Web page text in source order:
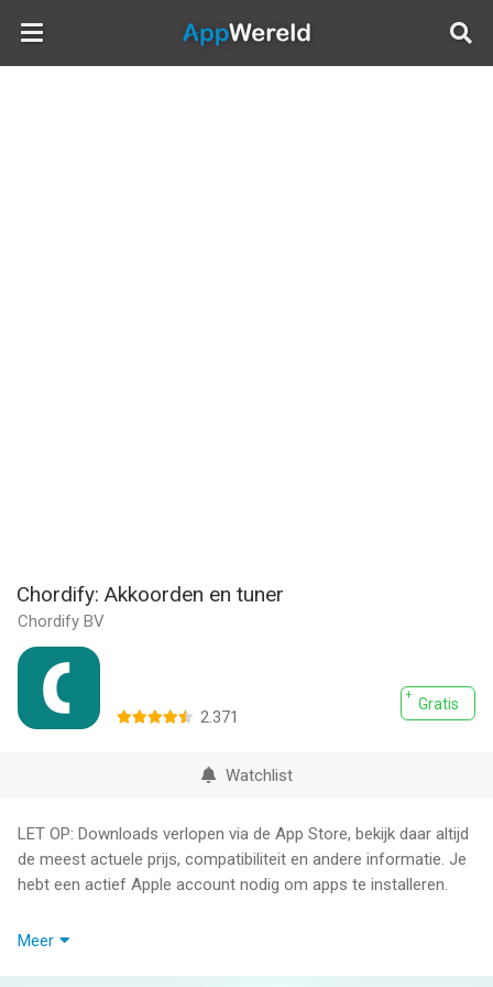
AppWereld
Chordify: Akkoorden en tuner
Chordify BV
Gratis
2.371
Watchlist
LET OP: Downloads verlopen via de App Store, bekijk daar altijd
de meest actuele prijs, compatibiliteit en andere informatie. Je
hebt een actief Apple account nodig om apps te installeren.
Chordify is de nummer #1 app voor ukulele, piano en gitaar
Meer